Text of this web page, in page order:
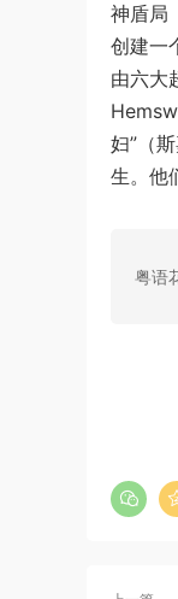
神盾局
创建一
由六大
妇”（
生。他
粤语